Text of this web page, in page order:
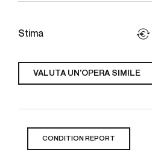
Stima
VALUTA UN'OPERA SIMILE
CONDITION REPORT